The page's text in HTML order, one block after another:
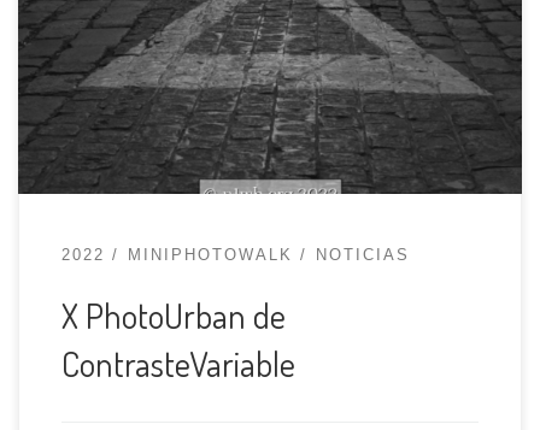
Contraste Variable y el pasado miércoles 19 de
octubre tuvo lugar la entrega de premios. En
ambas ocasiones estuvimos participando y en
este post colgaremos las fotos del certamen.
Este año, los temas a fotografiar eran tres: […]
2022 MINIPHOTOWALK NOTICIAS
X PhotoUrban de
ContrasteVariable